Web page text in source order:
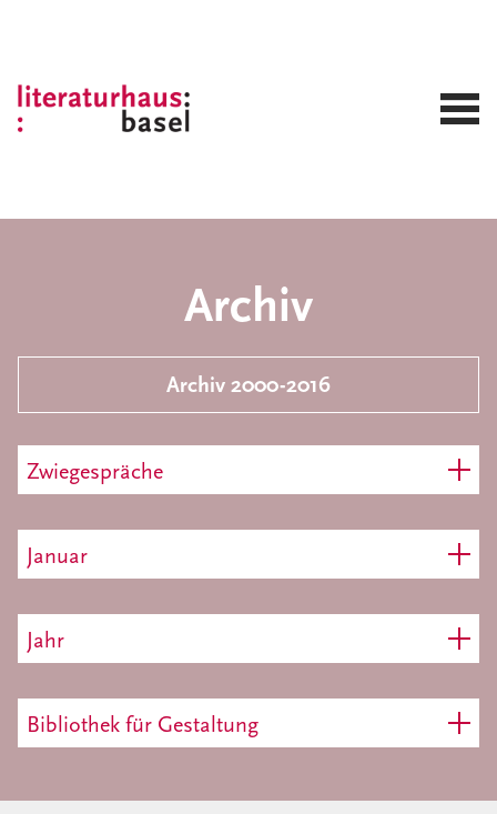
Archiv
Archiv 2000-2016
Zwiegespräche
Januar
Jahr
Bibliothek für Gestaltung